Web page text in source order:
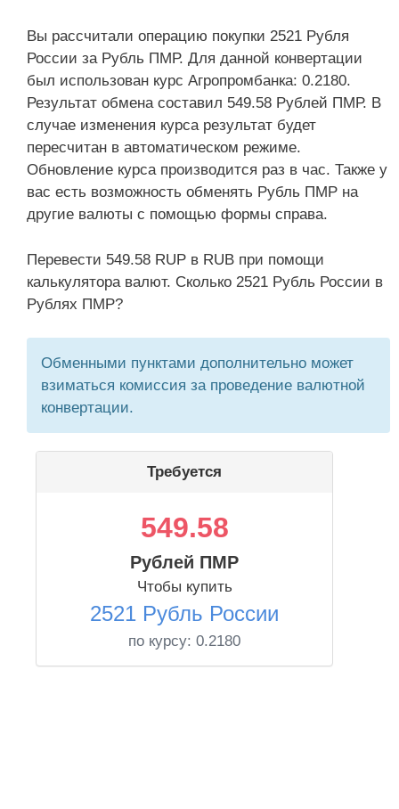
Вы рассчитали операцию покупки 2521 Рубля
России за Рубль ПМР. Для данной конвертации
был использован курс Агропромбанка: 0.2180.
Результат обмена составил 549.58 Рублей ПМР. В
случае изменения курса результат будет
пересчитан в автоматическом режиме.
Обновление курса производится раз в час. Также у
вас есть возможность обменять Рубль ПМР на
другие валюты с помощью формы справа.
Перевести 549.58 RUP в RUB при помощи
калькулятора валют. Сколько 2521 Рубль России в
Рублях ПМР?
Обменными пунктами дополнительно может
взиматься комиссия за проведение валютной
конвертации.
Требуется
549.58
Рублей ПМР
Чтобы купить
2521 Рубль России
по курсу: 0.2180